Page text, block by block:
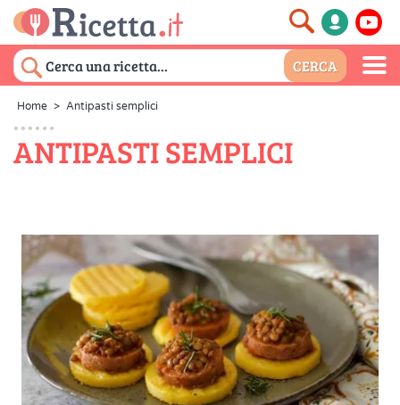
Home > Antipasti semplici
ANTIPASTI SEMPLICI